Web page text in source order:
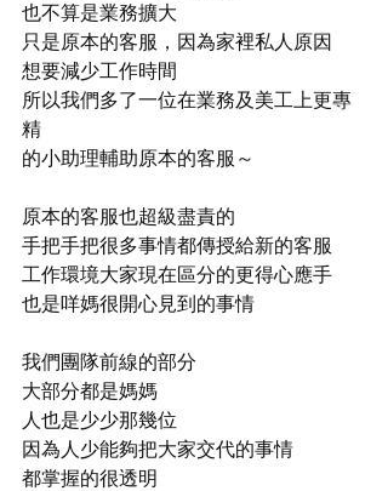
也不算是業務擴大
只是原本的客服，因為家裡私人原因
想要減少工作時間
所以我們多了一位在業務及美工上更專
精
的小助理輔助原本的客服～
原本的客服也超級盡責的
手把手把很多事情都傳授給新的客服
工作環境大家現在區分的更得心應手
也是咩媽很開心見到的事情
我們團隊前線的部分
大部分都是媽媽
人也是少少那幾位
因為人少能夠把大家交代的事情
都掌握的很透明